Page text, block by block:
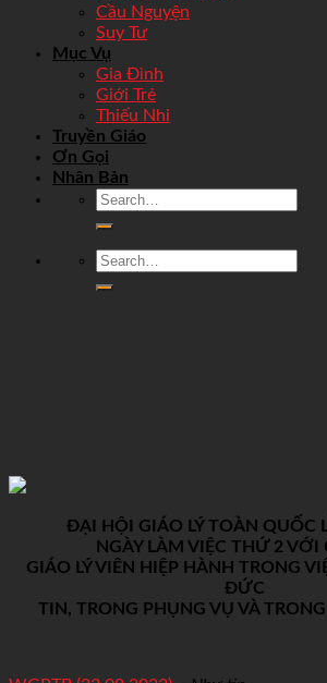
Cầu Nguyện
Suy Tư
Mục Vụ
Gia Đình
Giới Trẻ
Thiếu Nhi
Truyền Giáo
Ơn Gọi
Nhân Bản
ĐẠI HỘI GIÁO LÝ TOÀN QUỐC
NGÀY LÀM VIỆC THỨ 2 VỚI
GIÁO LÝ VIÊN HIỆP HÀNH TRONG
ĐỨC
TIN, TRONG PHỤNG VỤ VÀ